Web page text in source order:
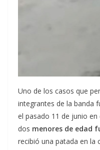
Uno de los casos que
integrantes de la banda
el pasado 11 de junio
dos menores de edad
recibió una patada en la